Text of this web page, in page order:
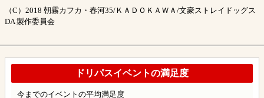
（C）2018 朝霧カフカ・春河35/ＫＡＤＯＫＡＷＡ/文豪ストレイドッグス
DA 製作委員会
ドリパスイベントの満足度
今までのイベントの平均満足度